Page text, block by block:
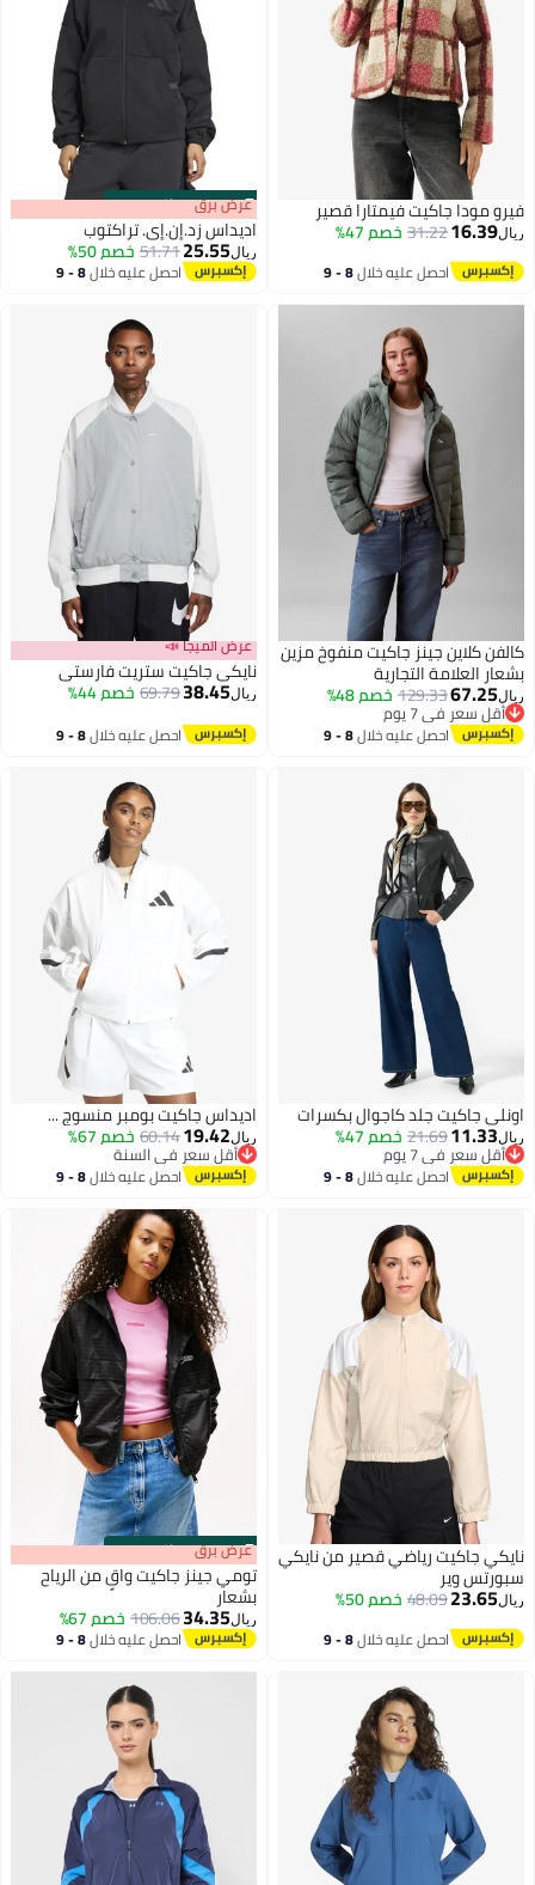
فيرو مودا جاكيت فيمتارا قصير
ريال16.39
31.22خصم 47%
احصل عليه خلال 8 - 9
00m:00s
·باقي 100% عرض برق
اديداس زد.إن.إي. تراكتوب
ريال25.55
51.71خصم 50%
احصل عليه خلال 8 - 9
كالفن كلاين جينز جاكيت منفوخ مزين
بشعار العلامة التجارية
ريال67.25
129.33خصم 48%
أقل سعر في 7 يوم
أقل سعر في 7 يوماحصل عليه خلال 8 - 9
2
عرض الميجا 📣
نايكي جاكيت ستريت فارستي
ريال38.45
69.79خصم 44%
احصل عليه خلال 8 - 9
اونلي جاكيت جلد كاجوال بكسرات
ريال11.33
21.69خصم 47%
أقل سعر في 7 يوم
أقل سعر في 7 يوماحصل عليه خلال 8 - 9
5
اديداس جاكيت بومبر منسوج ...
ريال19.42
60.14خصم 67%
أقل سعر في السنة
أقل سعر في السنة
احصل عليه خلال 8 - 9
3
نايكي جاكيت رياضي قصير من نايكي
سبورتس وير
ريال23.65
48.09خصم 50%
احصل عليه خلال 8 - 9
00m:00s
·باقي 100% عرض برق
تومي جينز جاكيت واقٍ من الرياح
بشعار
ريال34.35
106.06خصم 67%
احصل عليه خلال 8 - 9